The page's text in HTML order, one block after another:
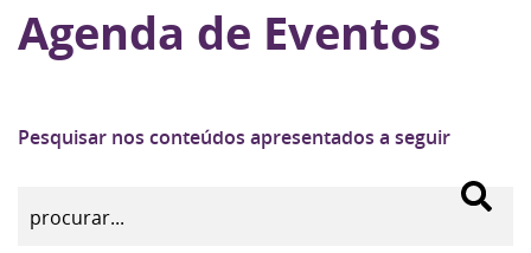
Agenda de Eventos
Pesquisar nos conteúdos apresentados a seguir